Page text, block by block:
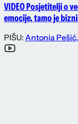
VIDEO Posjetitelji o
emocije, tamo je
PIŠU: Antonia Pešić,